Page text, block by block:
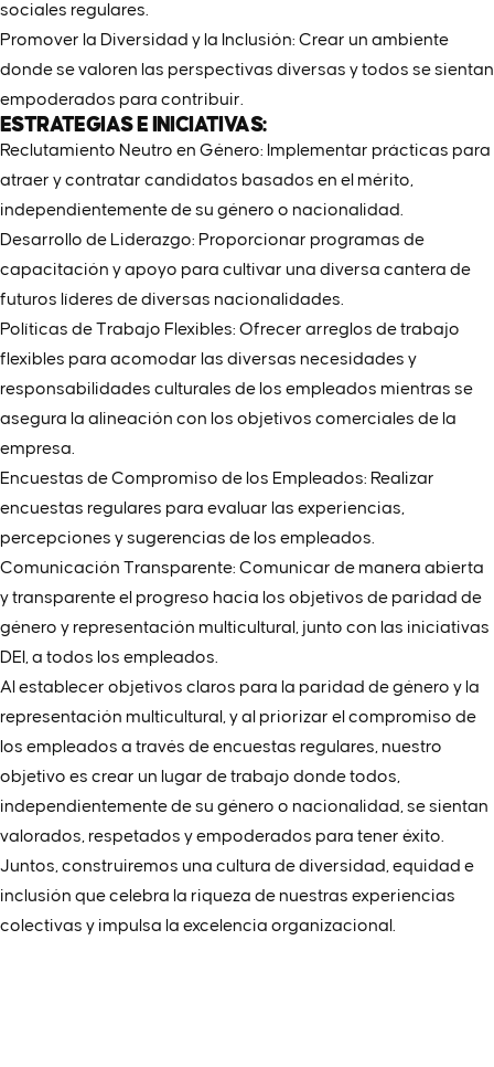
sociales regulares.
Promover la Diversidad y la Inclusión: Crear un ambiente
donde se valoren las perspectivas diversas y todos se sientan
empoderados para contribuir.
ESTRATEGIAS E INICIATIVAS:
Reclutamiento Neutro en Género: Implementar prácticas para
atraer y contratar candidatos basados en el mérito,
independientemente de su género o nacionalidad.
Desarrollo de Liderazgo: Proporcionar programas de
capacitación y apoyo para cultivar una diversa cantera de
futuros líderes de diversas nacionalidades.
Políticas de Trabajo Flexibles: Ofrecer arreglos de trabajo
flexibles para acomodar las diversas necesidades y
responsabilidades culturales de los empleados mientras se
asegura la alineación con los objetivos comerciales de la
empresa.
Encuestas de Compromiso de los Empleados: Realizar
encuestas regulares para evaluar las experiencias,
percepciones y sugerencias de los empleados.
Comunicación Transparente: Comunicar de manera abierta
y transparente el progreso hacia los objetivos de paridad de
género y representación multicultural, junto con las iniciativas
DEI, a todos los empleados.
Al establecer objetivos claros para la paridad de género y la
representación multicultural, y al priorizar el compromiso de
los empleados a través de encuestas regulares, nuestro
objetivo es crear un lugar de trabajo donde todos,
independientemente de su género o nacionalidad, se sientan
valorados, respetados y empoderados para tener éxito.
Juntos, construiremos una cultura de diversidad, equidad e
inclusión que celebra la riqueza de nuestras experiencias
colectivas y impulsa la excelencia organizacional.